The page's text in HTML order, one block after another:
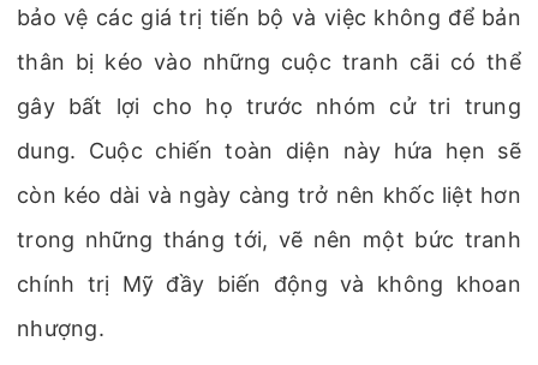
bảo vệ các giá trị tiến bộ và việc không để bản
thân bị kéo vào những cuộc tranh cãi có thể
gây bất lợi cho họ trước nhóm cử tri trung
dung. Cuộc chiến toàn diện này hứa hẹn sẽ
còn kéo dài và ngày càng trở nên khốc liệt hơn
trong những tháng tới, vẽ nên một bức tranh
chính trị Mỹ đầy biến động và không khoan
nhượng.